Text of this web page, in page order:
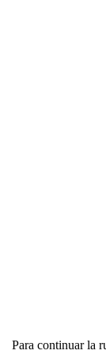
Para continuar la